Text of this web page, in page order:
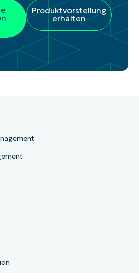
Produktvorstellung
erhalten